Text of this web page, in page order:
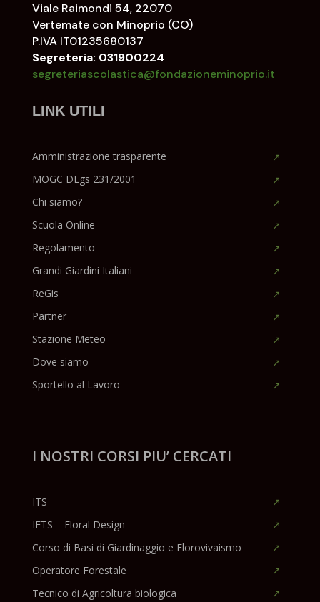
Viale Raimondi 54, 22070
Vertemate con Minoprio (CO)
P.IVA IT01235680137
Segreteria: 031900224
segreteriascolastica@fondazioneminoprio.it
LINK UTILI
Amministrazione trasparente
MOGC DLgs 231/2001
Chi siamo?
Scuola Online
Regolamento
Grandi Giardini Italiani
ReGis
Partner
Stazione Meteo
Dove siamo
Sportello al Lavoro
I NOSTRI CORSI PIU’ CERCATI
ITS
IFTS – Floral Design
Corso di Basi di Giardinaggio e Florovivaismo
Operatore Forestale
Tecnico di Agricoltura biologica